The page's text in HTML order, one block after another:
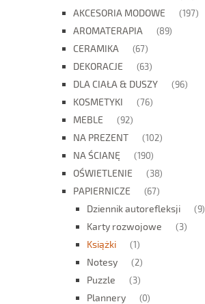
AKCESORIA MODOWE (197)
AROMATERAPIA (89)
CERAMIKA (67)
DEKORACJE (63)
DLA CIAŁA & DUSZY (96)
KOSMETYKI (76)
MEBLE (92)
NA PREZENT (102)
NA ŚCIANĘ (190)
OŚWIETLENIE (38)
PAPIERNICZE (67)
Dziennik autorefleksji (9)
Karty rozwojowe (3)
Książki (1)
Notesy (2)
Puzzle (3)
Plannery (0)